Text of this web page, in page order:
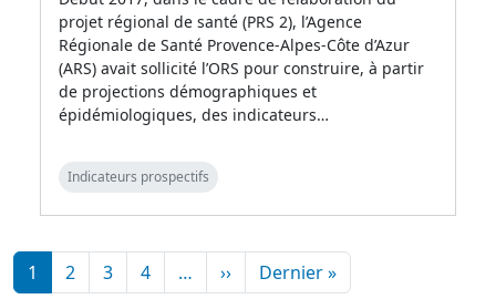
projet régional de santé (PRS 2), l’Agence
Régionale de Santé Provence-Alpes-Côte d’Azur
(ARS) avait sollicité l’ORS pour construire, à partir
de projections démographiques et
épidémiologiques, des indicateurs…
Indicateurs prospectifs
Pagination
1 2 3 4 … ››Page suivante
Dernier »Dernière page